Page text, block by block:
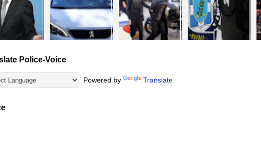
ΩΡΕΣ ΓΙΑ
Επεισοδιακή
κατάσταση αμ όκ
προκάλεσε φθορές σε
Αντιτρομοκρατικής
και την έρευνα για τα
Police-Voice
Powered by Translate